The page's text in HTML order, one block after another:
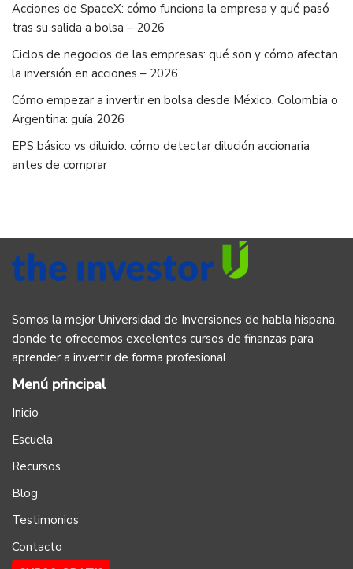
Acciones de SpaceX: cómo funciona la empresa y qué pasó
tras su salida a bolsa – 2026
Ciclos de negocios de las empresas: qué son y cómo afectan
la inversión en acciones – 2026
Cómo empezar a invertir en bolsa desde México, Colombia o
Argentina: guía 2026
EPS básico vs diluido: cómo detectar dilución accionaria
antes de comprar
Somos la mejor Universidad de Inversiones de habla hispana,
donde te ofrecemos excelentes cursos de finanzas para
aprender a invertir de forma profesional
Menú principal
Inicio
Escuela
Recursos
Blog
Testimonios
Contacto